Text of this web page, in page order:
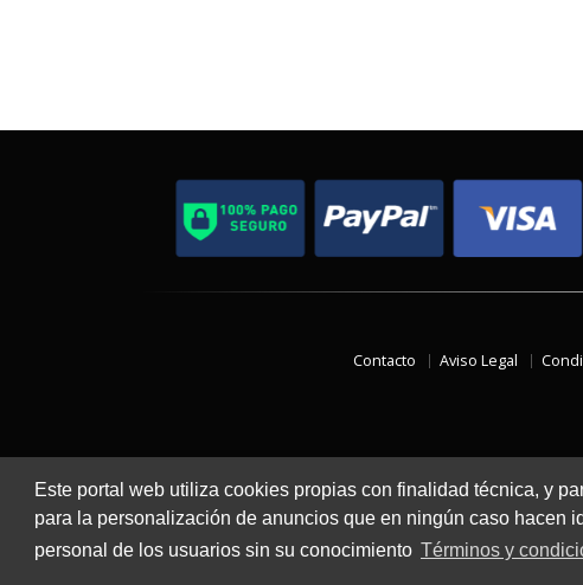
Este portal web utiliza cookies propias con finalidad técnica, y
para la personalización de anuncios que en ningún caso hacen
personal de los usuarios sin su conocimiento Términos y
Contacto Aviso Legal